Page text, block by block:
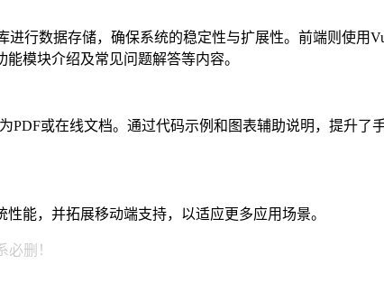
行数据存储，确保系统的稳定性与扩展性。前端则使用
模块介绍及常见问题解答等内容。
或在线文档。通过代码示例和图表辅助说明，提升了
能，并拓展移动端支持，以适应更多应用场景。
删！